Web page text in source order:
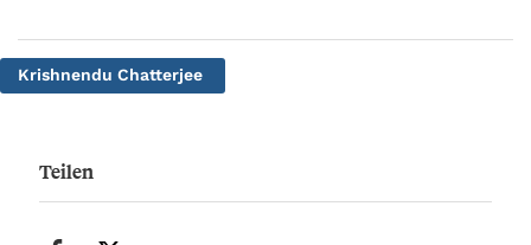
Krishnendu Chatterjee
Teilen